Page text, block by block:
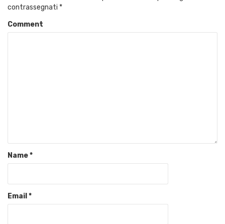
contrassegnati *
Comment
Name*
Email *